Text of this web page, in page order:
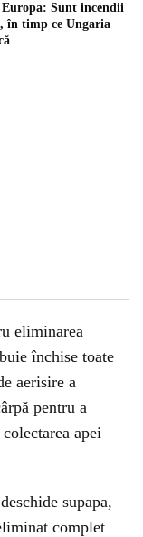
Sunt incendii
în timp ce Ungaria
eliminarea
închise toate
aerisire a
pentru a
apei
supapa,
complet